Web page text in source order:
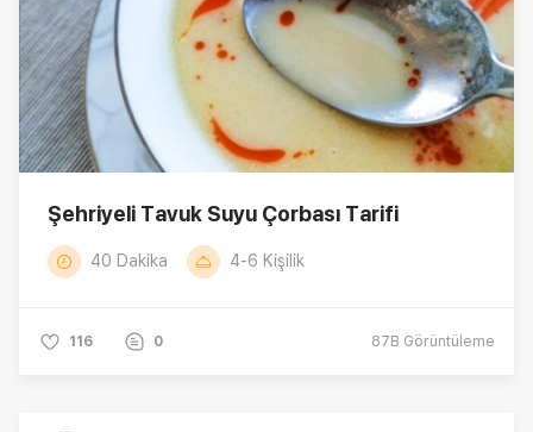
Şehriyeli Tavuk Suyu Çorbası Tarifi
40 Dakika 4-6 Kişilik
116 0 87B Görüntüleme